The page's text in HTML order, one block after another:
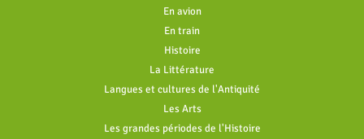
En avion
En train
Histoire
La Littérature
Langues et cultures de l'Antiquité
Les Arts
Les grandes périodes de l'Histoire